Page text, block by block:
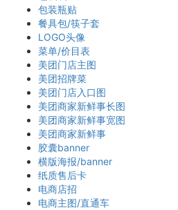
包装瓶贴
餐具包/筷子套
LOGO头像
菜单/价目表
美团门店主图
美团招牌菜
美团门店入口图
美团商家新鲜事长图
美团商家新鲜事宽图
美团商家新鲜事
胶囊banner
横版海报/banner
纸质售后卡
电商店招
电商主图/直通车